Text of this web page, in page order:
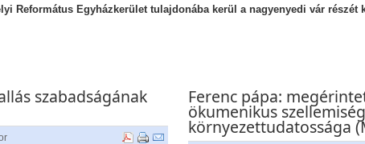
Református Egyházkerület tulajdonába kerül a nagyenyedi vár részét
szabadságának Ferenc pápa:
ökumenikus
környezettudatossága